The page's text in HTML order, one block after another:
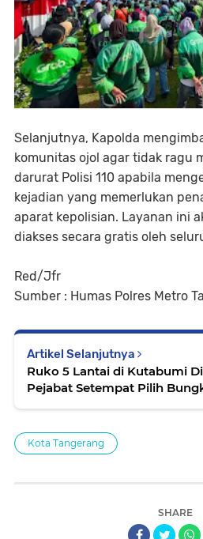
Selanjutnya, Kapolda
komunitas ojol agar tidak ragu
darurat Polisi 110 apabila
kejadian yang memerlukan
aparat kepolisian. Layanan ini
diakses secara gratis oleh
Red/Jfr
Sumber : Humas Polres Metro
Artikel Selanjutnya
Ruko 5 Lantai di Kutabumi
Pejabat Setempat Pilih
Kota Tangerang
SHARE